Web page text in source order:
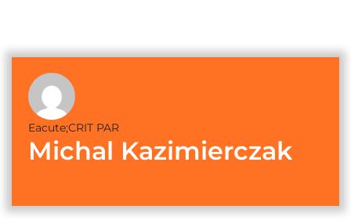
Eacute;CRIT PAR
Michal Kazimierczak